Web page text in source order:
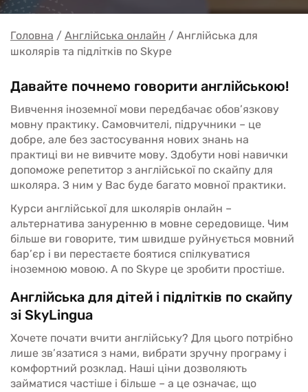
Головна Англійська онлайн
Англійська для
школярів та підлітків по Skype
Давайте почнемо говорити англійською!
Вивчення іноземної мови передбачає обов’язкову
мовну практику. Самовчителі, підручники – це
добре, але без застосування нових знань на
практиці ви не вивчите мову. Здобути нові навички
допоможе репетитор з англійської по скайпу для
школяра. З ним у Вас буде багато мовної практики.
Курси англійської для школярів онлайн –
альтернатива зануренню в мовне середовище. Чим
більше ви говорите, тим швидше руйнується мовний
бар’єр і ви перестаєте боятися спілкуватися
іноземною мовою. А по Skype це зробити простіше.
Англійська для дітей і підлітків по скайпу
зі SkyLingua
Хочете почати вчити англійську? Для цього потрібно
лише зв’язатися з нами, вибрати зручну програму і
комфортний розклад. Наші ціни дозволяють
займатися частіше і більше – а це означає, що